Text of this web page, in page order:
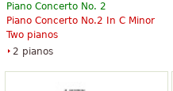
Piano Concerto No. 2
Piano Concerto No.2 In C Minor
Two pianos
2 pianos